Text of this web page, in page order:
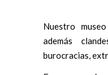
Nuestro
además
burocracias,